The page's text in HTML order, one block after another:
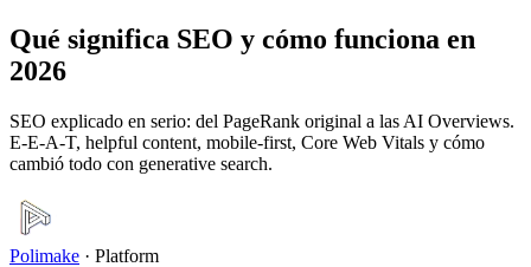
Qué significa SEO y cómo funciona en
2026
SEO explicado en serio: del PageRank original a las AI Overviews.
E-E-A-T, helpful content, mobile-first, Core Web Vitals y cómo
cambió todo con generative search.
Polimake · Platform